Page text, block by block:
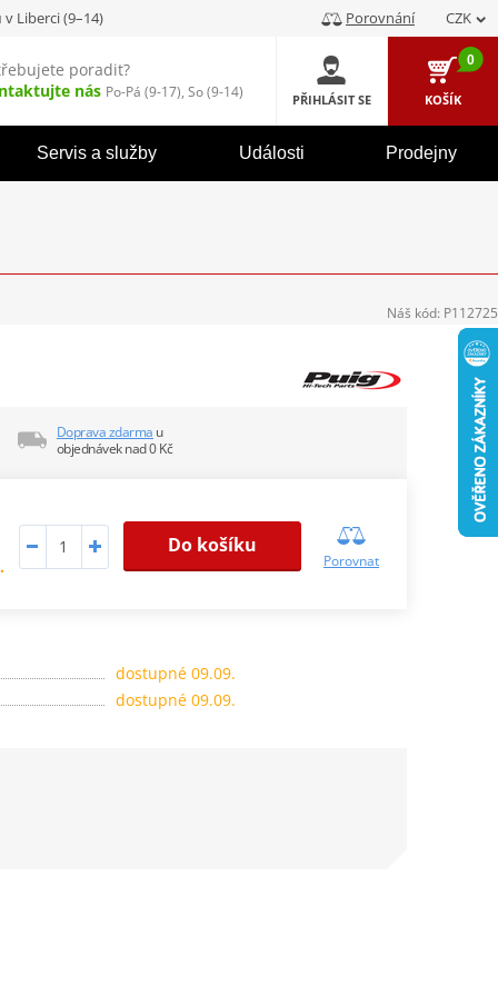
v Liberci (9–14) Porovnání CZK
poradit?
nás Po-Pá (9-17), So (9-14) PŘIHLÁSIT SE
0
KOŠÍK
Servis a služby Události Prodejny
Doprava zdarma u
objednávek nad 0 Kč
Do košíku
Porovnat
dostupné 09.09.
dostupné 09.09.
Náš kód: P112725